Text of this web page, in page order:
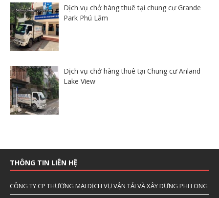
Dịch vụ chở hàng thuê tại chung cư Grande
Park Phú Lãm
Dịch vụ chở hàng thuê tại Chung cư Anland
Lake View
THÔNG TIN LIÊN HỆ
CÔNG TY CP THƯƠNG MẠI DỊCH VỤ VẬN TẢI VÀ XÂY DỰNG PHI LONG